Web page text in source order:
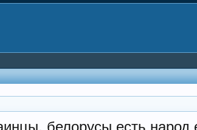
белорусы есть народ